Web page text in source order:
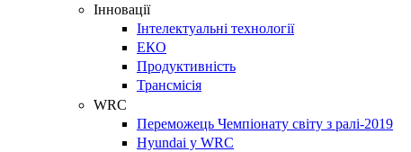
Інновації
Інтелектуальні технології
ЕКО
Продуктивність
Трансмісія
WRC
Переможець Чемпіонату світу з ралі-2019
Hyundai у WRC